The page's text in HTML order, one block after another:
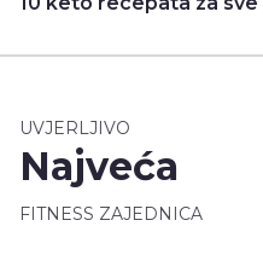
UVJERLJIVO
Najveća
FITNESS ZAJEDNICA